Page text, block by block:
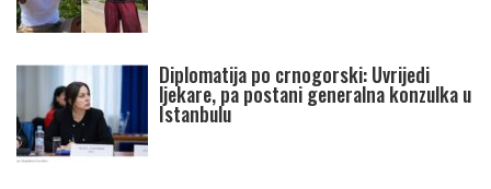
Diplomatija po crnogorski: Uvrijedi
ljekare, pa postani generalna konzulka u
Istanbulu